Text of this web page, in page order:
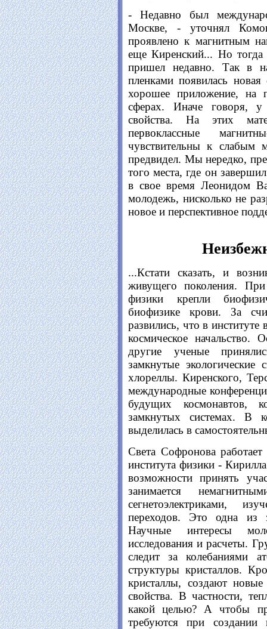
- Недавно был
Москве, - уточнял
проявлено к магнитным
еще Киренский... Но
пришел недавно. Так в
пленками появилась
хорошее приложение, на
сферах. Иначе говоря,
свойства. На этих
первоклассные
чувствительны к слабым
предвидел. Мы нередко,
того места, где он
в свое время Леонидом
молодежь, нисколько не
новое и перспективное
...Кстати сказать, и
живущего поколения.
физики крепли
биофизике крови. За
развились, что в институте
космическое начальство.
другие ученые
замкнутые
хлореллы. Киренского,
международные
будущих космонавтов,
замкнутых системах. В
выделилась в
Света Софронова
института физики -
возможности принять
занимается
сегнетоэлектриками,
переходов. Это одна из
Научные интересы
исследования и расчеты.
следит за колебаниями
структуры кристаллов.
кристаллы, создают
свойства. В частности,
какой целью? А чтобы
требуются при